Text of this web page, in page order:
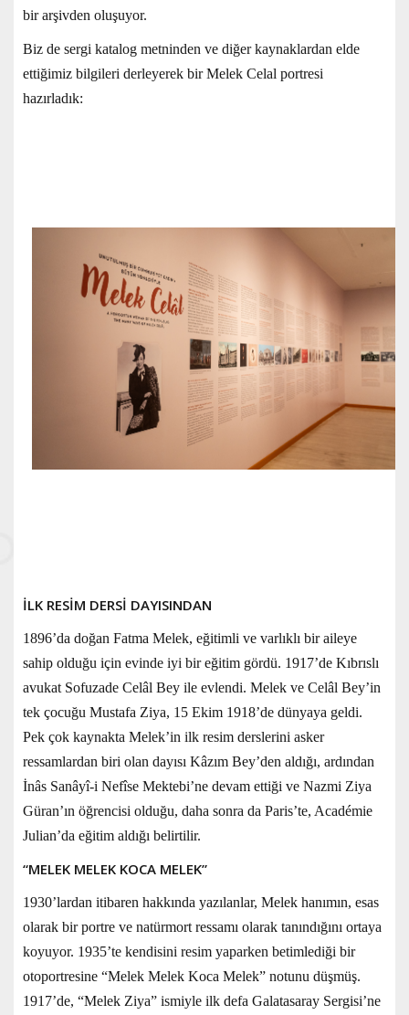
bir arşivden oluşuyor.
Biz de sergi katalog metninden ve diğer kaynaklardan elde
ettiğimiz bilgileri derleyerek bir Melek Celal portresi
hazırladık:
İLK RESİM DERSİ DAYISINDAN
1896’da doğan Fatma Melek, eğitimli ve varlıklı bir aileye
sahip olduğu için evinde iyi bir eğitim gördü. 1917’de Kıbrıslı
avukat Sofuzade Celâl Bey ile evlendi. Melek ve Celâl Bey’in
tek çocuğu Mustafa Ziya, 15 Ekim 1918’de dünyaya geldi.
Pek çok kaynakta Melek’in ilk resim derslerini asker
ressamlardan biri olan dayısı Kâzım Bey’den aldığı, ardından
İnâs Sanâyî-i Nefîse Mektebi’ne devam ettiği ve Nazmi Ziya
Güran’ın öğrencisi olduğu, daha sonra da Paris’te, Académie
Julian’da eğitim aldığı belirtilir.
“MELEK MELEK KOCA MELEK”
1930’lardan itibaren hakkında yazılanlar, Melek hanımın, esas
olarak bir portre ve natürmort ressamı olarak tanındığını ortaya
koyuyor. 1935’te kendisini resim yaparken betimlediği bir
otoportresine “Melek Melek Koca Melek” notunu düşmüş.
1917’de, “Melek Ziya” ismiyle ilk defa Galatasaray Sergisi’ne